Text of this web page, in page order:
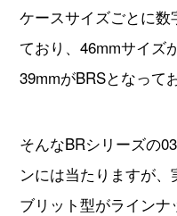
ケースサイズごとに
ており、46mmサイズ
39mmがBRSとなって
そんなBRシリーズの
ンには当たりますが
ブリット型がラインナ